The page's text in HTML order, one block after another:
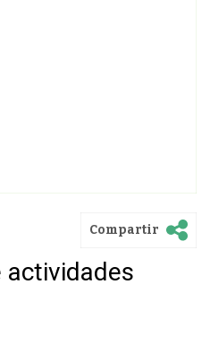
Compartir
actividades